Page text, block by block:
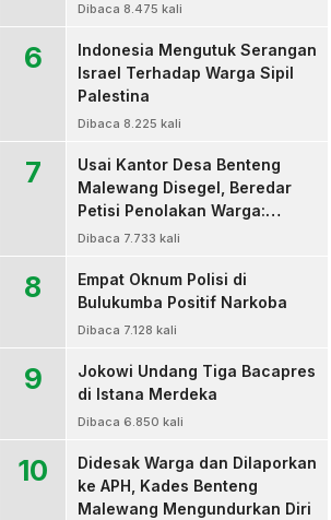
Dibaca 8.475 kali
6
Indonesia Mengutuk Serangan
Israel Terhadap Warga Sipil
Palestina
Dibaca 8.225 kali
7
Usai Kantor Desa Benteng
Malewang Disegel, Beredar
Petisi Penolakan Warga:
Sekretaris Hingga BPD Turut
Dibaca 7.733 kali
8
Empat Oknum Polisi di
Bulukumba Positif Narkoba
Dibaca 7.128 kali
9
Jokowi Undang Tiga Bacapres
di Istana Merdeka
Dibaca 6.850 kali
10
Didesak Warga dan Dilaporkan
ke APH, Kades Benteng
Malewang Mengundurkan Diri